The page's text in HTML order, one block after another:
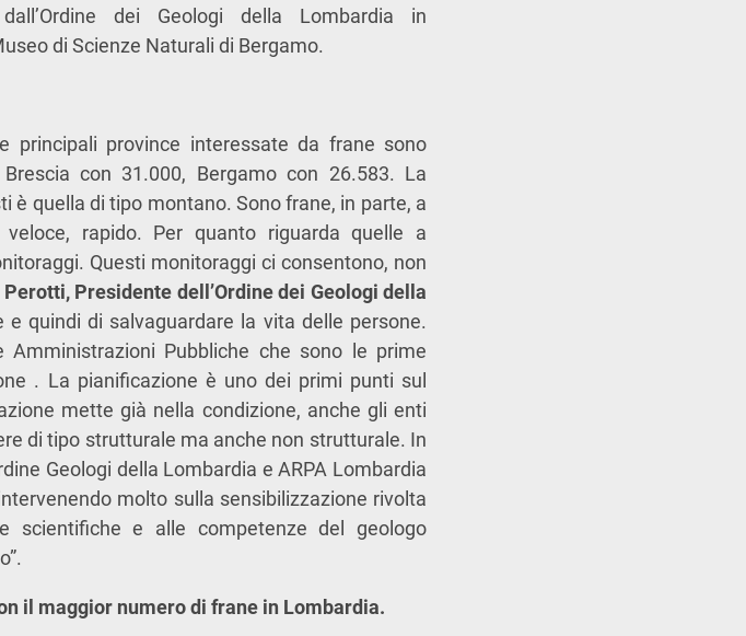
dall’Ordine dei Geologi della Lombardia in
di Scienze Naturali di Bergamo.
principali province interessate da frane sono
con 31.000, Bergamo con 26.583. La
è quella di tipo montano. Sono frane, in parte, a
rapido. Per quanto riguarda quelle a
Questi monitoraggi ci consentono, non
Presidente dell’Ordine dei Geologi della
quindi di salvaguardare la vita delle persone.
Amministrazioni Pubbliche che sono le prime
. La pianificazione è uno dei primi punti sul
mette già nella condizione, anche gli enti
di tipo strutturale ma anche non strutturale. In
Geologi della Lombardia e ARPA Lombardia
molto sulla sensibilizzazione rivolta
scientifiche e alle competenze del geologo
il maggior numero di frane in Lombardia.